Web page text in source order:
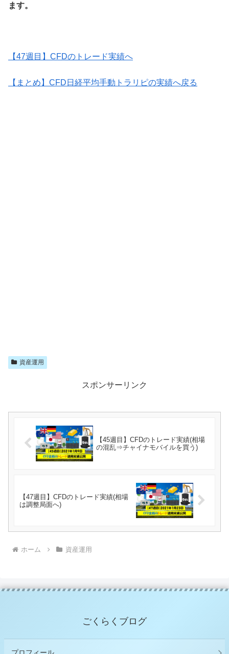
ます。
【47週目】CFDのトレード実績へ
【まとめ】CFD日経平均手動トラリピの実績へ戻る
資産運用
スポンサーリンク
【45週目】CFDのトレード実績(相場
の混乱⇒チャイナモバイルを買う)
【47週目】CFDのトレード実績(相場
は調整局面へ)
ホーム 資産運用
ごくらくブログ
プロフィール